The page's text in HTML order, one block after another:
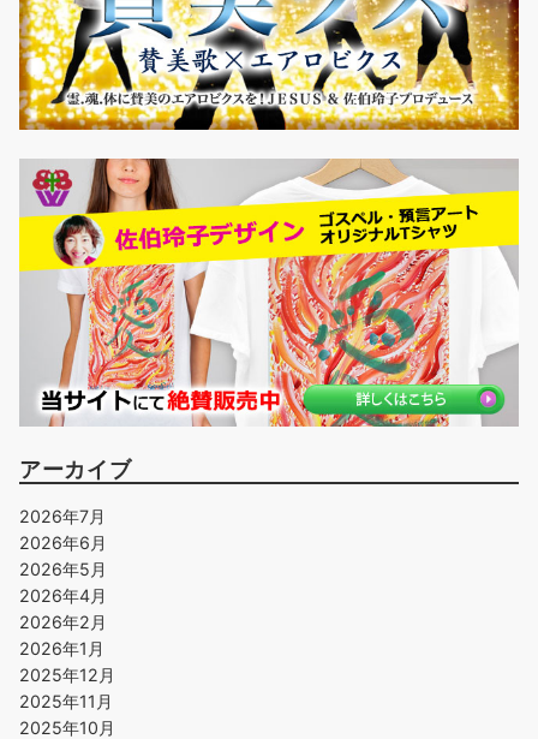
アーカイブ
2026年7月
2026年6月
2026年5月
2026年4月
2026年2月
2026年1月
2025年12月
2025年11月
2025年10月